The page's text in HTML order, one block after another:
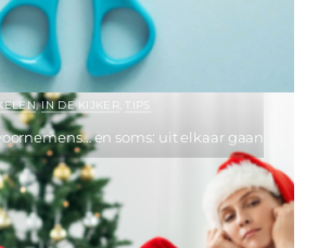
,IN DE KIJKER
en soms: uit elkaar gaan